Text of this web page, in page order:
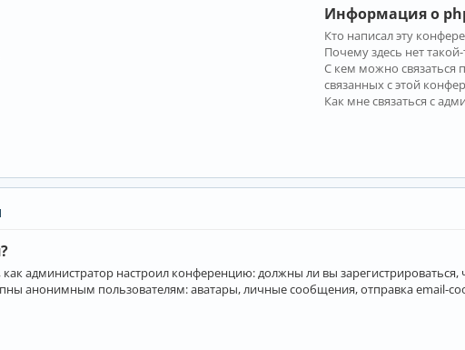
Информация о
Кто написал эту
Почему здесь нет
С кем можно связаться
связанных с этой
Как мне связаться с
как администратор настроил конференцию: должны ли вы
анонимным пользователям: аватары, личные сообщения, отправка email-